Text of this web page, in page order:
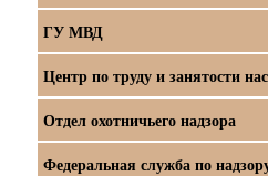
ГУ МВД
Центр по труду и занятости
Отдел охотничьего надзора
Федеральная служба по